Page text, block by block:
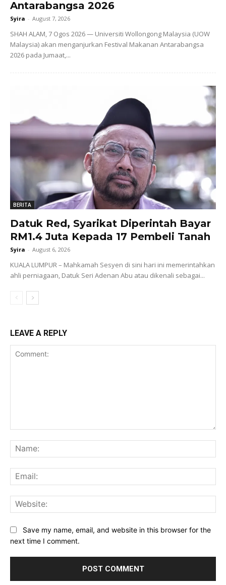
Antarabangsa 2026
Syira - August 7, 2026
SHAH ALAM, 7 Ogos 2026 — Universiti Wollongong Malaysia (UOW
Malaysia) akan menganjurkan Festival Makanan Antarabangsa
2026 pada Jumaat,...
BERITA
Datuk Red, Syarikat Diperintah Bayar
RM1.4 Juta Kepada 17 Pembeli Tanah
Syira - August 6, 2026
KUALA LUMPUR – Mahkamah Sesyen di sini hari ini memerintahkan
ahli perniagaan, Datuk Seri Adenan Abu atau dikenali sebagai...
LEAVE A REPLY
Save my name, email, and website in this browser for the
next time I comment.